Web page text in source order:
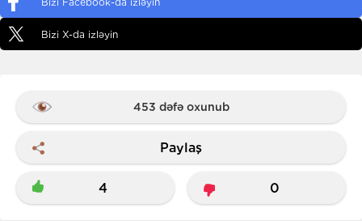
Bizi X-da izləyin
453 dəfə oxunub
Paylaş
4 0